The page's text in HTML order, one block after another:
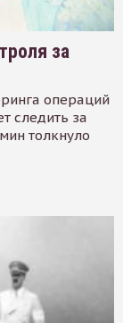
за
операций
следить за
толкнуло